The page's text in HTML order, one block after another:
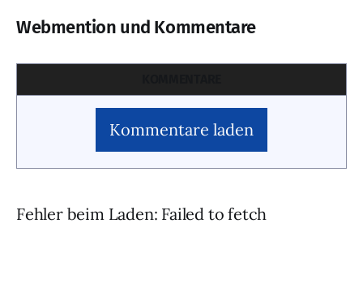
Webmention und Kommentare
Kommentare laden
Fehler beim Laden: Failed to fetch